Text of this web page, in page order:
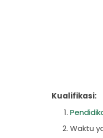
Kualifikasi:
Waktu